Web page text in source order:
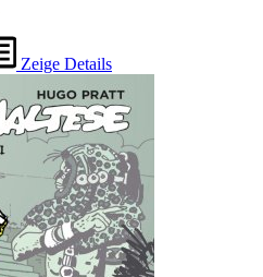
Zeige Details